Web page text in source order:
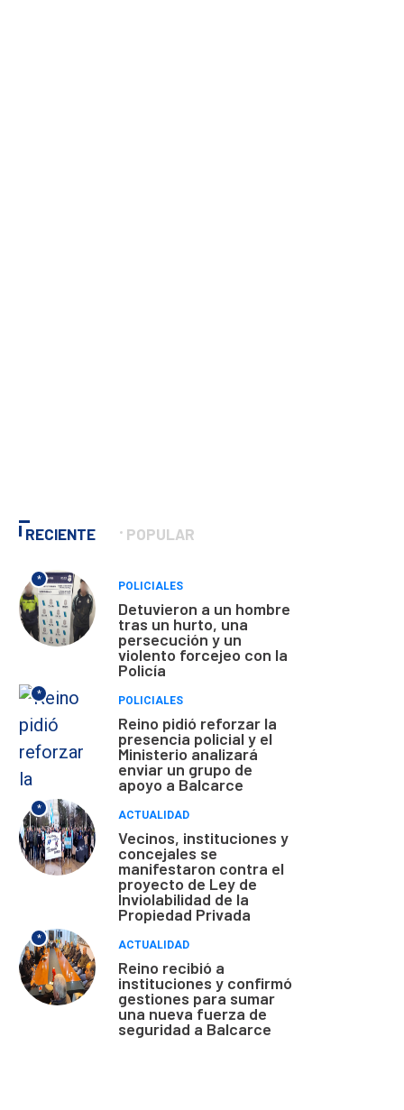
RECIENTE POPULAR
*
POLICIALES
Detuvieron a un hombre
tras un hurto, una
persecución y un
violento forcejeo con la
Policía
*
POLICIALES
Reino pidió reforzar la
presencia policial y el
Ministerio analizará
enviar un grupo de
apoyo a Balcarce
*
ACTUALIDAD
Vecinos, instituciones y
concejales se
manifestaron contra el
proyecto de Ley de
Inviolabilidad de la
Propiedad Privada
*
ACTUALIDAD
Reino recibió a
instituciones y confirmó
gestiones para sumar
una nueva fuerza de
seguridad a Balcarce